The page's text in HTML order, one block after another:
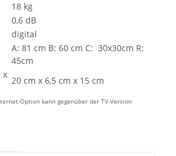
18 kg
0,6 dB
digital
A: 81 cm B: 60 cm C: 30x30cm R:
45cm
x
20 cm x 6,5 cm x 15 cm
Option kann gegenüber der TV-Version